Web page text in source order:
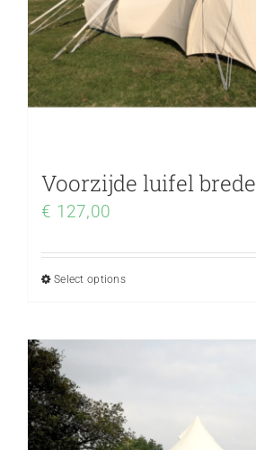
Voorzijde luifel
€ 127,00
Select options